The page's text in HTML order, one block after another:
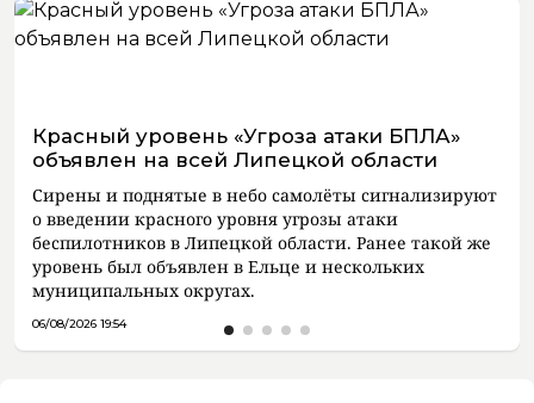
Красный уровень «Угроза атаки БПЛА»
объявлен на всей Липецкой области
Сирены и поднятые в небо самолёты сигнализируют
о введении красного уровня угрозы атаки
беспилотников в Липецкой области. Ранее такой же
уровень был объявлен в Ельце и нескольких
муниципальных округах.
06/08/2026 19:54